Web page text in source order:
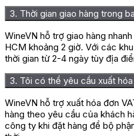
3. Thời gian giao hàng trong
WineVN hỗ trợ giao hàng
HCM khoảng 2 giờ. Với các
thời gian từ 2-4 ngày tùy địa
3. Tôi có thể yêu cầu xuất
WineVN hỗ trợ xuất hóa đơn
hàng theo yêu cầu của khách
công ty khi đặt hàng để bộ